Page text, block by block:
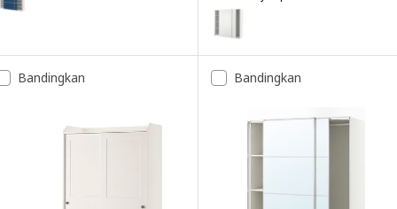
PAX / HASVIK
Pilihan: PAX / HASVIK, Almari
Pilihan: PAX / HASVIK, Almari
Pilihan: PAX / HASVIK, Almari
Pilihan: PAX / HASVIK, Almari
Pilihan: PAX / HASVIK, Almari
Pilihan: PAX / HASVIK, Almari
Bandingkan Bandingkan